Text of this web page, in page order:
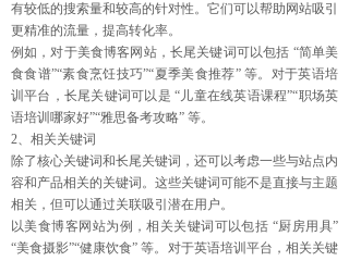
有较低的搜索量和较高的针对性。它们可以帮助网站吸引
更精准的流量，提高转化率。
例如，对于美食博客网站，长尾关键词可以包括 “简单美
食食谱”“素食烹饪技巧”“夏季美食推荐” 等。对于英语培
训平台，长尾关键词可以是 “儿童在线英语课程”“职场英
语培训哪家好”“雅思备考攻略” 等。
2、相关关键词
除了核心关键词和长尾关键词，还可以考虑一些与站点内
容和产品相关的关键词。这些关键词可能不是直接与主题
相关，但可以通过关联吸引潜在用户。
以美食博客网站为例，相关关键词可以包括 “厨房用具”
“美食摄影”“健康饮食” 等。对于英语培训平台，相关关键